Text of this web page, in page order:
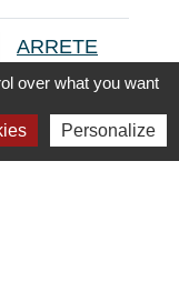
ARRETE
DES ROSES
PERMISSION
over what you want
Personalize